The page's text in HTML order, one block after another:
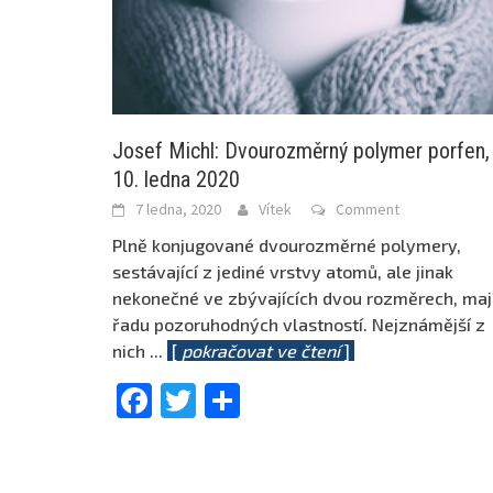
Josef Michl: Dvourozměrný polymer porfen,
10. ledna 2020
7 ledna, 2020 Vítek Comment
Plně konjugované dvourozměrné polymery,
sestávající z jediné vrstvy atomů, ale jinak
nekonečné ve zbývajících dvou rozměrech,
řadu pozoruhodných vlastností. Nejznámější z
nich ... [ pokračovat ve čtení]
Facebook
Twitter